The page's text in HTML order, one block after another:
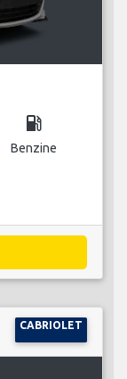
local_gas_station
Benzine
CABRIOLET